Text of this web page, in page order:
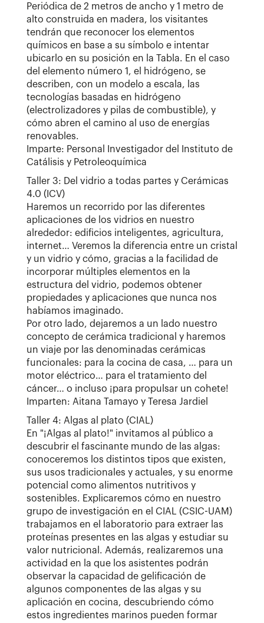
Periódica de 2 metros de ancho y 1 metro de
alto construida en madera, los visitantes
tendrán que reconocer los elementos
químicos en base a su símbolo e intentar
ubicarlo en su posición en la Tabla. En el caso
del elemento número 1, el hidrógeno, se
describen, con un modelo a escala, las
tecnologías basadas en hidrógeno
(electrolizadores y pilas de combustible), y
cómo abren el camino al uso de energías
renovables.
Imparte: Personal Investigador del Instituto de
Catálisis y Petroleoquímica
Taller 3: Del vidrio a todas partes y Cerámicas
4.0 (ICV)
Haremos un recorrido por las diferentes
aplicaciones de los vidrios en nuestro
alrededor: edificios inteligentes, agricultura,
internet… Veremos la diferencia entre un cristal
y un vidrio y cómo, gracias a la facilidad de
incorporar múltiples elementos en la
estructura del vidrio, podemos obtener
propiedades y aplicaciones que nunca nos
habíamos imaginado.
Por otro lado, dejaremos a un lado nuestro
concepto de cerámica tradicional y haremos
un viaje por las denominadas cerámicas
funcionales: para la cocina de casa, … para un
motor eléctrico… para el tratamiento del
cáncer… o incluso ¡para propulsar un cohete!
Imparten: Aitana Tamayo y Teresa Jardiel
Taller 4: Algas al plato (CIAL)
En "¡Algas al plato!" invitamos al público a
descubrir el fascinante mundo de las algas:
conoceremos los distintos tipos que existen,
sus usos tradicionales y actuales, y su enorme
potencial como alimentos nutritivos y
sostenibles. Explicaremos cómo en nuestro
grupo de investigación en el CIAL (CSIC-UAM)
trabajamos en el laboratorio para extraer las
proteínas presentes en las algas y estudiar su
valor nutricional. Además, realizaremos una
actividad en la que los asistentes podrán
observar la capacidad de gelificación de
algunos componentes de las algas y su
aplicación en cocina, descubriendo cómo
estos ingredientes marinos pueden formar